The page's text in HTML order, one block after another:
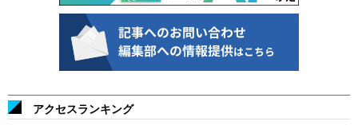
アクセスランキング